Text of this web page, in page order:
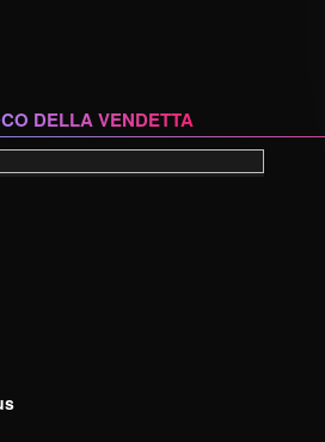
DELLA VENDETTA